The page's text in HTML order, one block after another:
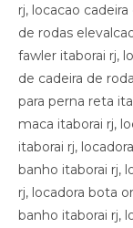
rj, locacao
de rodas
fawler itaborai rj,
de cadeira de
para perna reta
maca itaborai rj,
itaborai rj,
banho itaborai rj,
rj, locadora bota
banho itaborai rj,